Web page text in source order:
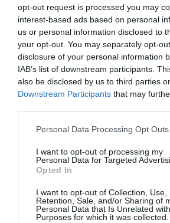
opt-out request is processed you may
interest-based ads based on personal
us or personal information disclosed to
your opt-out. You may separately opt-
disclosure of your personal information
IAB’s list of downstream participants.
also be disclosed by us to third parties
Downstream Participants that may
Personal Data Processing Opt Outs
I want to opt-out of processing my
Personal Data for Targeted
Opted In
I want to opt-out of Collection, Use,
Retention, Sale, and/or Sharing of
Personal Data that Is Unrelated
Purposes for which it was collected.